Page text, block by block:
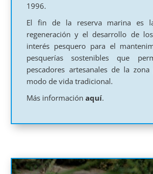
1996.
El fin de la reserva marina es
regeneración y el desarrollo de
interés pesquero para el
pesquerías sostenibles que
pescadores artesanales de la
modo de vida tradicional.
Más informaciónaquí.